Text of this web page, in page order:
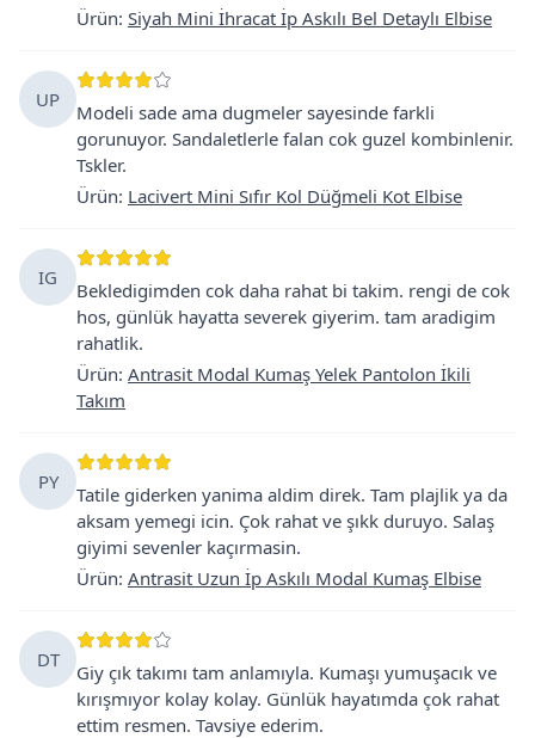
Ürün: Siyah Mini İhracat İp Askılı Bel Detaylı Elbise
UP
Modeli sade ama dugmeler sayesinde farkli
gorunuyor. Sandaletlerle falan cok guzel kombinlenir.
Tskler.
Ürün: Lacivert Mini Sıfır Kol Düğmeli Kot Elbise
IG
Bekledigimden cok daha rahat bi takim. rengi de cok
hos, günlük hayatta severek giyerim. tam aradigim
rahatlik.
Ürün: Antrasit Modal Kumaş Yelek Pantolon İkili
Takım
PY
Tatile giderken yanima aldim direk. Tam plajlik ya da
aksam yemegi icin. Çok rahat ve şıkk duruyo. Salaş
giyimi sevenler kaçırmasin.
Ürün: Antrasit Uzun İp Askılı Modal Kumaş Elbise
DT
Giy çık takımı tam anlamıyla. Kumaşı yumuşacık ve
kırışmıyor kolay kolay. Günlük hayatımda çok rahat
ettim resmen. Tavsiye ederim.